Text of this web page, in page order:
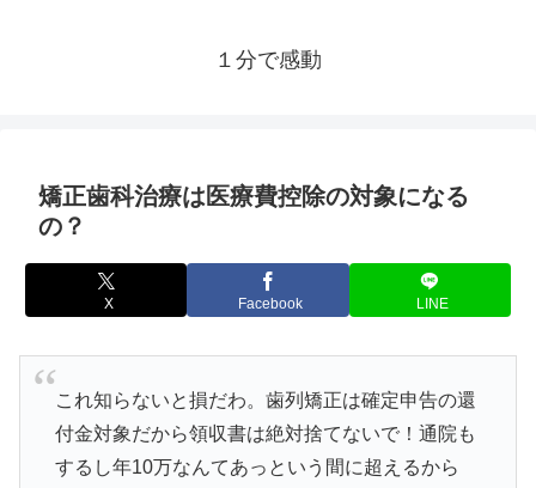
１分で感動
矯正歯科治療は医療費控除の対象になる
の？
X Facebook LINE
これ知らないと損だわ。歯列矯正は確定申告の還
付金対象だから領収書は絶対捨てないで！通院も
するし年10万なんてあっという間に超えるから